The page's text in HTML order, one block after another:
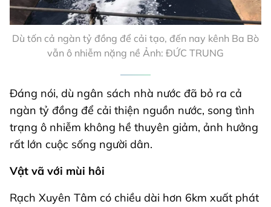
Dù tốn cả ngàn tỷ đồng để cải tạo, đến nay kênh Ba Bò
vẫn ô nhiễm nặng nề Ảnh: ĐỨC TRUNG
Đáng nói, dù ngân sách nhà nước đã bỏ ra cả
ngàn tỷ đồng để cải thiện nguồn nước, song tình
trạng ô nhiễm không hề thuyên giảm, ảnh hưởng
rất lớn cuộc sống người dân.
Vật vã với mùi hôi
Rạch Xuyên Tâm có chiều dài hơn 6km xuất phát